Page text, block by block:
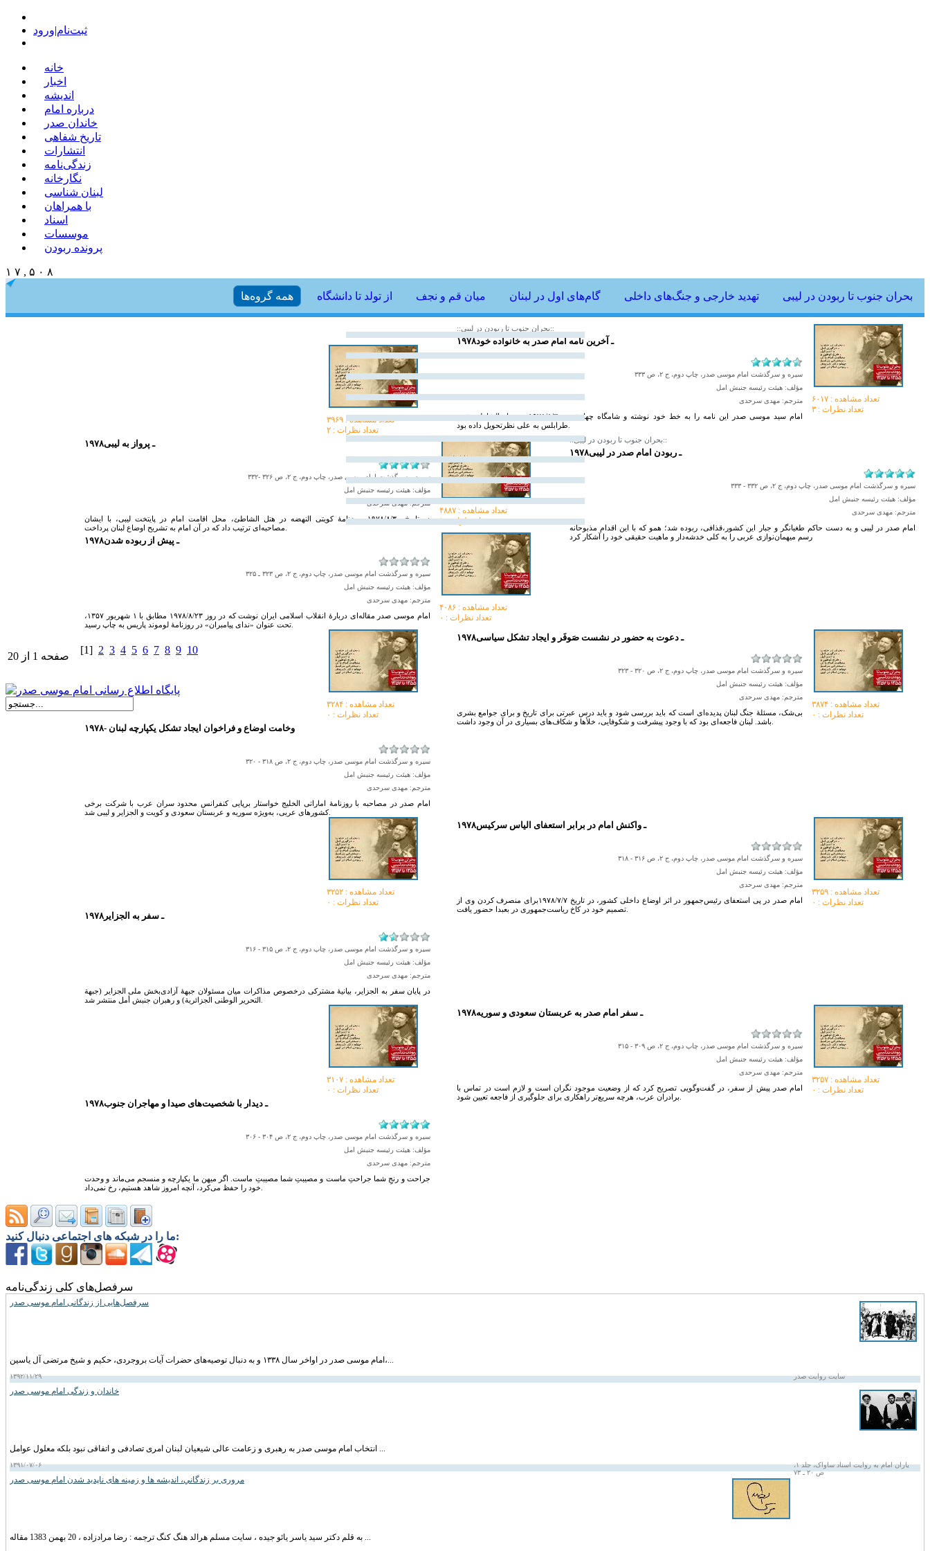
ثبت‌نام|ورود
خانه
اخبار
اندیشه
درباره امام
خاندان صدر
تاریخ شفاهی
انتشارات
زندگی‌نامه
نگارخانه
لبنان شناسی
با همراهان
اسناد
موسسات
پرونده ربودن
۱ ۷ , ۵ ۰ ۸
همه گروه‌ها از تولد تا دانشگاه میان قم و نجف گام‌های اول در لبنان تهدید خارجی و جنگ‌های داخلی بحران جنوب تا ربودن در لیبی
تعداد مشاهده :‌ ۶۰۱۷
تعداد نظرات : ۳
::بحران جنوب تا ربودن در لیبی::
۱۹۷۸ـ آخرین نامه‏ امام صدر به خانواده‏ خود
سیره و سرگذشت امام موسی صدر، چاپ دوم، ج ۲، ص ۳۳۳
مؤلف: هیئت رئیسه جنبش امل
مترجم: مهدی سرحدی
امام سید موسی صدر این نامه را به خط خود نوشته و شامگاه چهارشنبه ۱۹۷۸/۸/۳۰ در هتل الشاطئ شهر
تعداد مشاهده :‌ ۳۹۶۹
تعداد نظرات : ۲
::بحران جنوب تا ربودن در لیبی::
۱۹۷۸ـ ربودن امام صدر در لیبی
سیره و سرگذشت امام موسی صدر، چاپ دوم، ج ۲، ص ۳۳۲ - ۳۳۳
مؤلف: هیئت رئیسه جنبش امل
مترجم: مهدی سرحدی
امام صدر در لیبی و به دست حاکم طغیانگر و جبار این کشور،قذافی، ربوده شد؛ همو که با این اقدام مذبوحانه
رسم میهمان‌نوازی عربی را به کلی خدشه‌دار و ماهیت حقیقی خود را آشکار کرد
تعداد مشاهده :‌ ۴۸۸۷
تعداد نظرات : ۱
۱۹۷۸ـ پرواز به لیبی
سیره و سرگذشت امام موسی صدر، چاپ دوم، ج ۲، ص ۳۲۶ -۳۳۲
مؤلف: هیئت رئیسه جنبش امل
مترجم: مهدی سرحدی
در تاریخ ۱۹۷۸/۸/۳۰، روزنامۀ کویتی النهضه در هتل الشاطئ، محل اقامت امام در پایتخت لیبی، با ایشان
تعداد مشاهده :‌ ۴۰۸۶
تعداد نظرات : ۰
۱۹۷۸ـ پیش از ربوده شدن
سیره و سرگذشت امام موسی صدر، چاپ دوم، ج ۲، ص ۳۲۳ ـ ۳۲۵
مؤلف: هیئت رئیسه جنبش امل
مترجم: مهدی سرحدی
امام موسی صدر مقاله‌ای دربارۀ انقلاب اسلامی ایران نوشت که در روز ۱۹۷۸/۸/۲۳ مطابق با ۱ شهریور ۱۳۵۷،
تعداد مشاهده :‌ ۳۸۷۴
تعداد نظرات : ۰
۱۹۷۸ـ دعوت به حضور در نشست صَوفَر و ایجاد تشکل سیاسی
سیره و سرگذشت امام موسی صدر، چاپ دوم، ج ۲، ص ۳۲۰ - ۳۲۳
مؤلف: هیئت رئیسه جنبش امل
مترجم: مهدی سرحدی
بی‌شک، مسئلۀ جنگ لبنان پدیده‌ای است که باید بررسی شود و باید درس عبرتی برای تاریخ و برای جوامع بشری
تعداد مشاهده :‌ ۳۲۸۴
تعداد نظرات : ۰
۱۹۷۸- وخامت اوضاع و فراخوان ایجاد تشکل یکپارچه‏ لبنان
سیره و سرگذشت امام موسی صدر، چاپ دوم، ج ۲، ص ۳۱۸ - ۳۲۰
مؤلف: هیئت رئیسه جنبش امل
مترجم: مهدی سرحدی
امام صدر در مصاحبه با روزنامۀ اماراتی الخلیج خواستار برپایی کنفرانس محدود سران عرب با شرکت برخی
کشورهای عربی، به‌ویژه سوریه و عربستان سعودی و کویت و الجزایر و لیبی شد.
تعداد مشاهده :‌ ۳۲۵۹
تعداد نظرات : ۰
۱۹۷۸ـ واکنش امام در برابر استعفای الیاس سرکیس
سیره و سرگذشت امام موسی صدر، چاپ دوم، ج ۲، ص ۳۱۶ - ۳۱۸
مؤلف: هیئت رئیسه جنبش امل
مترجم: مهدی سرحدی
امام صدر در پی استعفای رئیس‌جمهور در اثر اوضاع داخلی کشور، در تاریخ ۱۹۷۸/۷/۷برای منصرف کردن وی از
تعداد مشاهده :‌ ۳۲۵۲
تعداد نظرات : ۰
۱۹۷۸ـ سفر به الجزایر
سیره و سرگذشت امام موسی صدر، چاپ دوم، ج ۲، ص ۳۱۵ - ۳۱۶
مؤلف: هیئت رئیسه جنبش امل
مترجم: مهدی سرحدی
در پایان سفر به الجزایر، بیانیۀ مشترکی درخصوص مذاکرات میان مسئولان جبهۀ آزادی‌بخش ملی الجزایر (جبهة
تعداد مشاهده :‌ ۳۲۵۷
تعداد نظرات : ۰
۱۹۷۸ـ سفر امام صدر به عربستان سعودی و سوریه
سیره و سرگذشت امام موسی صدر، چاپ دوم، ج ۲، ص ۳۰۹ - ۳۱۵
مؤلف: هیئت رئیسه جنبش امل
مترجم: مهدی سرحدی
امام صدر پیش از سفر، در گفت‌وگویی تصریح کرد که از وضعیت موجود نگران است و لازم است در تماس با
تعداد مشاهده :‌ ۳۱۰۷
تعداد نظرات : ۰
۱۹۷۸ـ دیدار با شخصیت‌های صیدا و مهاجران جنوب
سیره و سرگذشت امام موسی صدر، چاپ دوم، ج ۲، ص ۳۰۴ - ۳۰۶
مؤلف: هیئت رئیسه جنبش امل
مترجم: مهدی سرحدی
جراحت و رنجِ شما جراحتِ ماست و مصیبتِ شما مصیبتِ ماست. اگر میهن ما یکپارچه و منسجم می‌ماند و وحدت
صفحه 1 از 20
[1] 2 3 4 5 6 7 8 9 10
ما را در شبکه های اجتماعی دنبال کنید:
سرفصل‌های کلی زندگی‌نامه
سرفصل‌هایی از زندگانی امام موسی صدر
امام موسی صدر در اواخر سال ۱۳۳۸ و به دنبال توصیه‌های حضرات آیات بروجردی، حکیم و شیخ مرتضی آل یاسین،...
سایت روایت صدر ۱۳۹۲/۱۱/۲۹
خاندان و زندگی امام موسى صدر
انتخاب امام موسی صدر به رهبری و زعامت عالی شیعیان لبنان امری تصادفی و اتفاقی نبود بلکه معلول عوامل ...
یاران امام به روایت اسناد ساواک، جلد ۱،
ص ۲۰ ـ ۷۳
۱۳۹۱/۰۷/۰۶
مروری بر زندگاني، انديشه ها و زمينه های ناپديد شدن امام موسی صدر
به قلم دکتر سید یاسر یائو جیده ، سایت مسلم هرالد هنگ كنگ ترجمه : رضا مرادزاده ، 20 بهمن 1383 مقاله ...